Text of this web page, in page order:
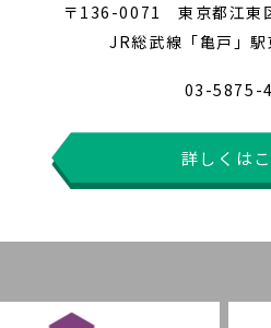
〒136-0071 東京都江東
JR総武線「亀戸」
03-5875-
詳しくは